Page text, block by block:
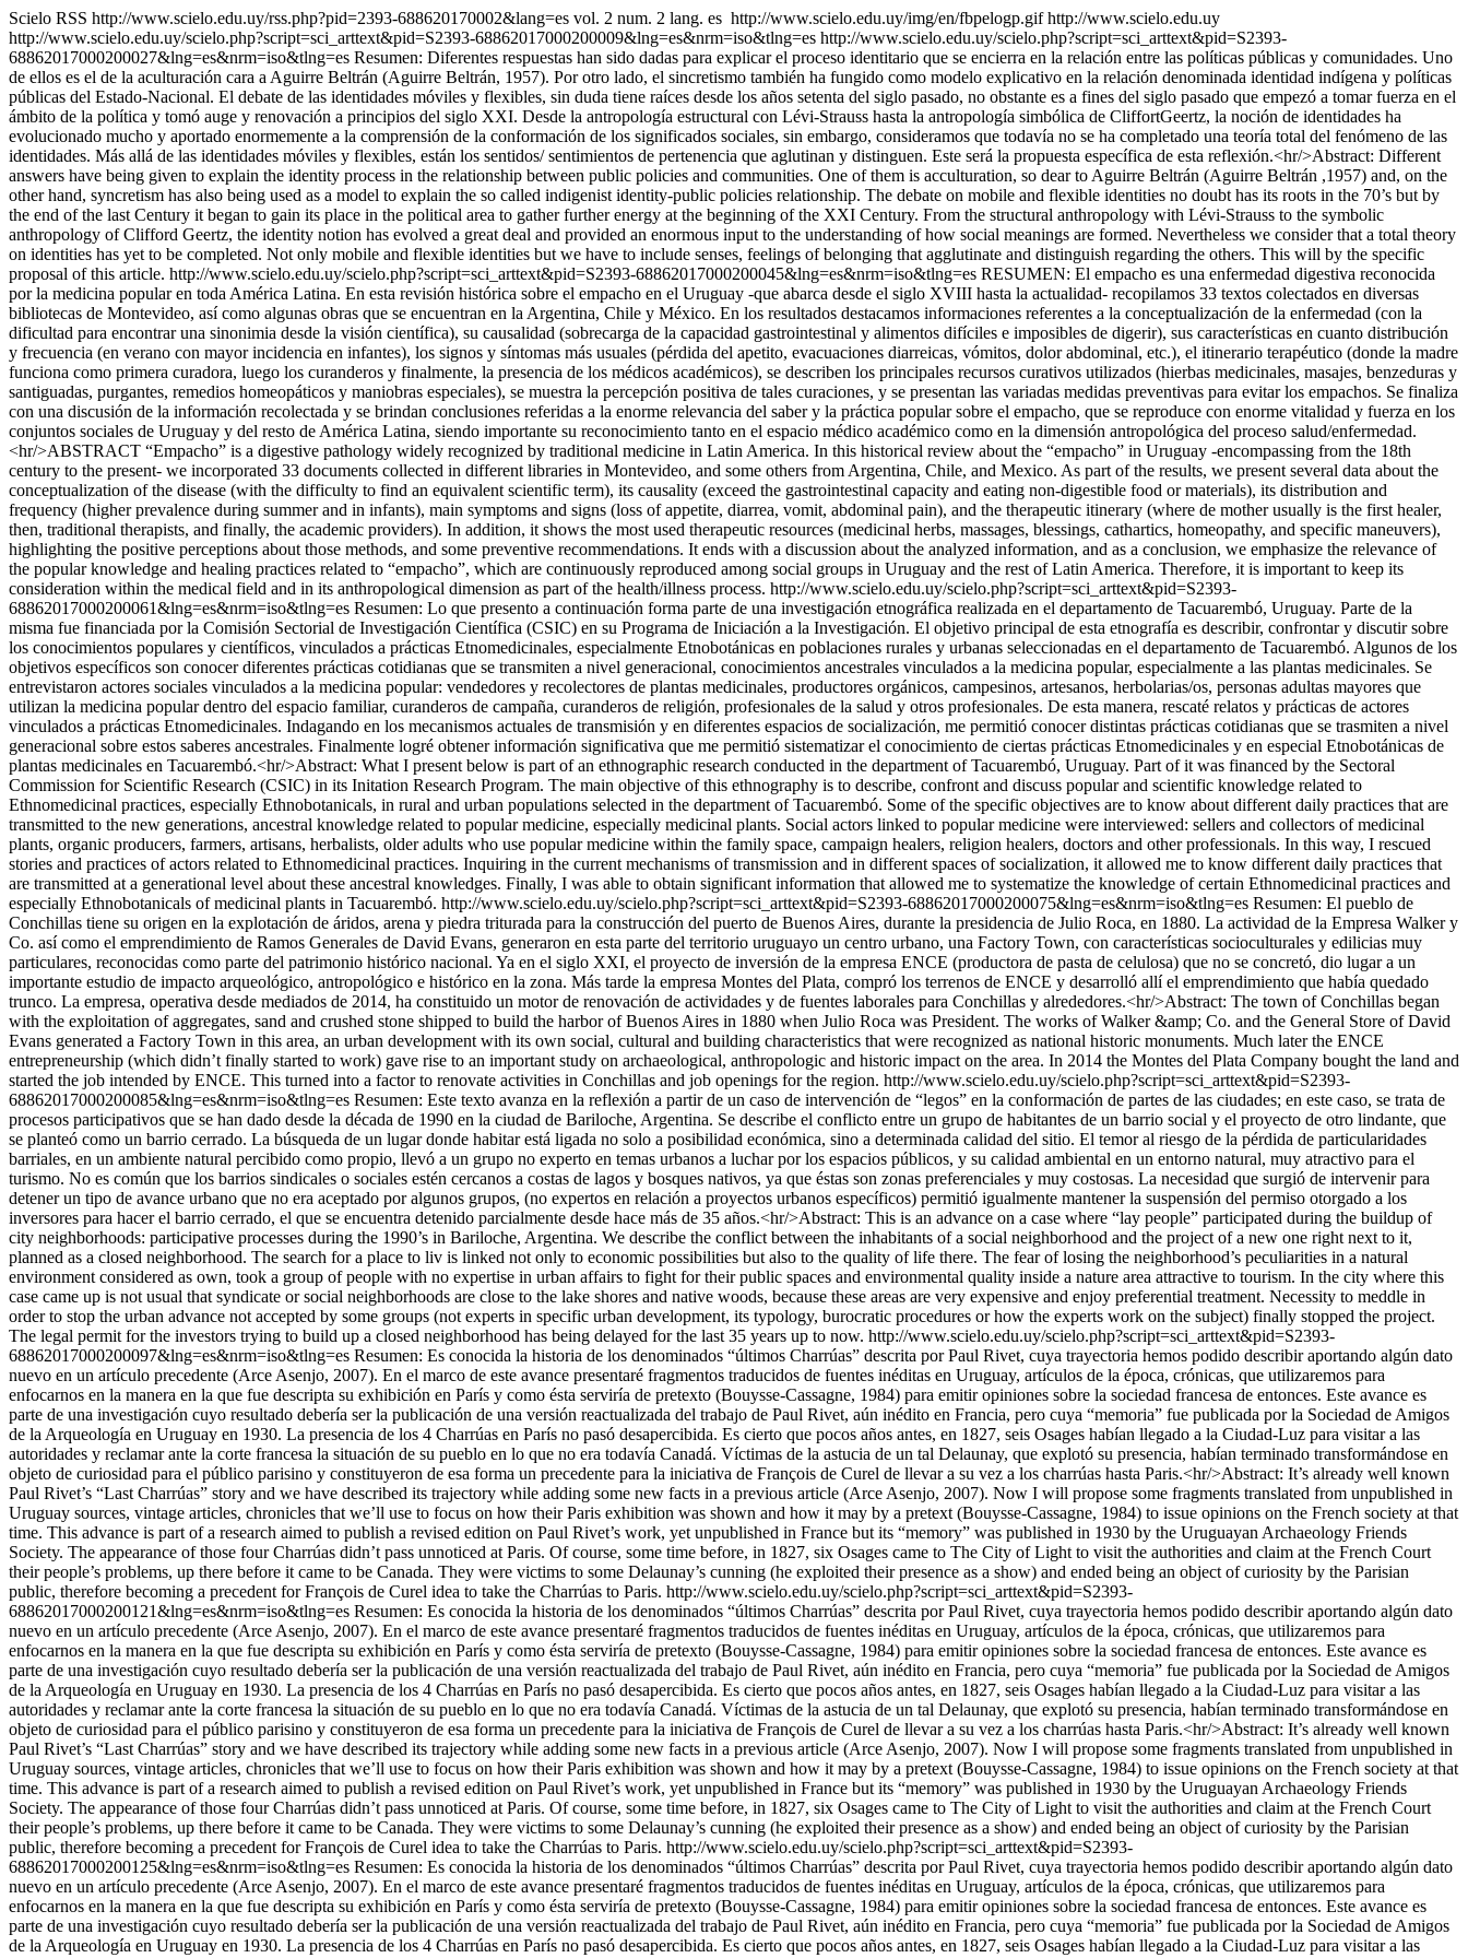
Scielo RSS http://www.scielo.edu.uy/rss.php?pid=2393-688620170002&lang=es vol. 2 num. 2 lang. es http://www.scielo.edu.uy/img/en/fbpelogp.gif http://www.scielo.edu.uy
http://www.scielo.edu.uy/scielo.php?script=sci_arttext&pid=S2393-68862017000200009&lng=es&nrm=iso&tlng=es http://www.scielo.edu.uy/scielo.php?script=sci_arttext&pid=S2393-
68862017000200027&lng=es&nrm=iso&tlng=es Resumen: Diferentes respuestas han sido dadas para explicar el proceso identitario que se encierra en la relación entre las políticas públicas y comunidades. Uno
de ellos es el de la aculturación cara a Aguirre Beltrán (Aguirre Beltrán, 1957). Por otro lado, el sincretismo también ha fungido como modelo explicativo en la relación denominada identidad indígena y políticas
públicas del Estado-Nacional. El debate de las identidades móviles y flexibles, sin duda tiene raíces desde los años setenta del siglo pasado, no obstante es a fines del siglo pasado que empezó a tomar fuerza en el
ámbito de la política y tomó auge y renovación a principios del siglo XXI. Desde la antropología estructural con Lévi-Strauss hasta la antropología simbólica de CliffortGeertz, la noción de identidades ha
evolucionado mucho y aportado enormemente a la comprensión de la conformación de los significados sociales, sin embargo, consideramos que todavía no se ha completado una teoría total del fenómeno de las
identidades. Más allá de las identidades móviles y flexibles, están los sentidos/ sentimientos de pertenencia que aglutinan y distinguen. Este será la propuesta específica de esta reflexión.<hr/>Abstract: Different
answers have being given to explain the identity process in the relationship between public policies and communities. One of them is acculturation, so dear to Aguirre Beltrán (Aguirre Beltrán ,1957) and, on the
other hand, syncretism has also being used as a model to explain the so called indigenist identity-public policies relationship. The debate on mobile and flexible identities no doubt has its roots in the 70’s but by
the end of the last Century it began to gain its place in the political area to gather further energy at the beginning of the XXI Century. From the structural anthropology with Lévi-Strauss to the symbolic
anthropology of Clifford Geertz, the identity notion has evolved a great deal and provided an enormous input to the understanding of how social meanings are formed. Nevertheless we consider that a total theory
on identities has yet to be completed. Not only mobile and flexible identities but we have to include senses, feelings of belonging that agglutinate and distinguish regarding the others. This will by the specific
proposal of this article. http://www.scielo.edu.uy/scielo.php?script=sci_arttext&pid=S2393-68862017000200045&lng=es&nrm=iso&tlng=es RESUMEN: El empacho es una enfermedad digestiva reconocida
por la medicina popular en toda América Latina. En esta revisión histórica sobre el empacho en el Uruguay -que abarca desde el siglo XVIII hasta la actualidad- recopilamos 33 textos colectados en diversas
bibliotecas de Montevideo, así como algunas obras que se encuentran en la Argentina, Chile y México. En los resultados destacamos informaciones referentes a la conceptualización de la enfermedad (con la
dificultad para encontrar una sinonimia desde la visión científica), su causalidad (sobrecarga de la capacidad gastrointestinal y alimentos difíciles e imposibles de digerir), sus características en cuanto distribución
y frecuencia (en verano con mayor incidencia en infantes), los signos y síntomas más usuales (pérdida del apetito, evacuaciones diarreicas, vómitos, dolor abdominal, etc.), el itinerario terapéutico (donde la madre
funciona como primera curadora, luego los curanderos y finalmente, la presencia de los médicos académicos), se describen los principales recursos curativos utilizados (hierbas medicinales, masajes, benzeduras y
santiguadas, purgantes, remedios homeopáticos y maniobras especiales), se muestra la percepción positiva de tales curaciones, y se presentan las variadas medidas preventivas para evitar los empachos. Se finaliza
con una discusión de la información recolectada y se brindan conclusiones referidas a la enorme relevancia del saber y la práctica popular sobre el empacho, que se reproduce con enorme vitalidad y fuerza en los
conjuntos sociales de Uruguay y del resto de América Latina, siendo importante su reconocimiento tanto en el espacio médico académico como en la dimensión antropológica del proceso salud/enfermedad.
<hr/>ABSTRACT “Empacho” is a digestive pathology widely recognized by traditional medicine in Latin America. In this historical review about the “empacho” in Uruguay -encompassing from the 18th
century to the present- we incorporated 33 documents collected in different libraries in Montevideo, and some others from Argentina, Chile, and Mexico. As part of the results, we present several data about the
conceptualization of the disease (with the difficulty to find an equivalent scientific term), its causality (exceed the gastrointestinal capacity and eating non-digestible food or materials), its distribution and
frequency (higher prevalence during summer and in infants), main symptoms and signs (loss of appetite, diarrea, vomit, abdominal pain), and the therapeutic itinerary (where de mother usually is the first healer,
then, traditional therapists, and finally, the academic providers). In addition, it shows the most used therapeutic resources (medicinal herbs, massages, blessings, cathartics, homeopathy, and specific maneuvers),
highlighting the positive perceptions about those methods, and some preventive recommendations. It ends with a discussion about the analyzed information, and as a conclusion, we emphasize the relevance of
the popular knowledge and healing practices related to “empacho”, which are continuously reproduced among social groups in Uruguay and the rest of Latin America. Therefore, it is important to keep its
consideration within the medical field and in its anthropological dimension as part of the health/illness process. http://www.scielo.edu.uy/scielo.php?script=sci_arttext&pid=S2393-
68862017000200061&lng=es&nrm=iso&tlng=es Resumen: Lo que presento a continuación forma parte de una investigación etnográfica realizada en el departamento de Tacuarembó, Uruguay. Parte de la
misma fue financiada por la Comisión Sectorial de Investigación Científica (CSIC) en su Programa de Iniciación a la Investigación. El objetivo principal de esta etnografía es describir, confrontar y discutir sobre
los conocimientos populares y científicos, vinculados a prácticas Etnomedicinales, especialmente Etnobotánicas en poblaciones rurales y urbanas seleccionadas en el departamento de Tacuarembó. Algunos de los
objetivos específicos son conocer diferentes prácticas cotidianas que se transmiten a nivel generacional, conocimientos ancestrales vinculados a la medicina popular, especialmente a las plantas medicinales. Se
entrevistaron actores sociales vinculados a la medicina popular: vendedores y recolectores de plantas medicinales, productores orgánicos, campesinos, artesanos, herbolarias/os, personas adultas mayores que
utilizan la medicina popular dentro del espacio familiar, curanderos de campaña, curanderos de religión, profesionales de la salud y otros profesionales. De esta manera, rescaté relatos y prácticas de actores
vinculados a prácticas Etnomedicinales. Indagando en los mecanismos actuales de transmisión y en diferentes espacios de socialización, me permitió conocer distintas prácticas cotidianas que se trasmiten a nivel
generacional sobre estos saberes ancestrales. Finalmente logré obtener información significativa que me permitió sistematizar el conocimiento de ciertas prácticas Etnomedicinales y en especial Etnobotánicas de
plantas medicinales en Tacuarembó.<hr/>Abstract: What I present below is part of an ethnographic research conducted in the department of Tacuarembó, Uruguay. Part of it was financed by the Sectoral
Commission for Scientific Research (CSIC) in its Initation Research Program. The main objective of this ethnography is to describe, confront and discuss popular and scientific knowledge related to
Ethnomedicinal practices, especially Ethnobotanicals, in rural and urban populations selected in the department of Tacuarembó. Some of the specific objectives are to know about different daily practices that are
transmitted to the new generations, ancestral knowledge related to popular medicine, especially medicinal plants. Social actors linked to popular medicine were interviewed: sellers and collectors of medicinal
plants, organic producers, farmers, artisans, herbalists, older adults who use popular medicine within the family space, campaign healers, religion healers, doctors and other professionals. In this way, I rescued
stories and practices of actors related to Ethnomedicinal practices. Inquiring in the current mechanisms of transmission and in different spaces of socialization, it allowed me to know different daily practices that
are transmitted at a generational level about these ancestral knowledges. Finally, I was able to obtain significant information that allowed me to systematize the knowledge of certain Ethnomedicinal practices and
especially Ethnobotanicals of medicinal plants in Tacuarembó. http://www.scielo.edu.uy/scielo.php?script=sci_arttext&pid=S2393-68862017000200075&lng=es&nrm=iso&tlng=es Resumen: El pueblo de
Conchillas tiene su origen en la explotación de áridos, arena y piedra triturada para la construcción del puerto de Buenos Aires, durante la presidencia de Julio Roca, en 1880. La actividad de la Empresa Walker y
Co. así como el emprendimiento de Ramos Generales de David Evans, generaron en esta parte del territorio uruguayo un centro urbano, una Factory Town, con características socioculturales y edilicias muy
particulares, reconocidas como parte del patrimonio histórico nacional. Ya en el siglo XXI, el proyecto de inversión de la empresa ENCE (productora de pasta de celulosa) que no se concretó, dio lugar a un
importante estudio de impacto arqueológico, antropológico e histórico en la zona. Más tarde la empresa Montes del Plata, compró los terrenos de ENCE y desarrolló allí el emprendimiento que había quedado
trunco. La empresa, operativa desde mediados de 2014, ha constituido un motor de renovación de actividades y de fuentes laborales para Conchillas y alrededores.<hr/>Abstract: The town of Conchillas began
with the exploitation of aggregates, sand and crushed stone shipped to build the harbor of Buenos Aires in 1880 when Julio Roca was President. The works of Walker &amp; Co. and the General Store of David
Evans generated a Factory Town in this area, an urban development with its own social, cultural and building characteristics that were recognized as national historic monuments. Much later the ENCE
entrepreneurship (which didn’t finally started to work) gave rise to an important study on archaeological, anthropologic and historic impact on the area. In 2014 the Montes del Plata Company bought the land and
started the job intended by ENCE. This turned into a factor to renovate activities in Conchillas and job openings for the region. http://www.scielo.edu.uy/scielo.php?script=sci_arttext&pid=S2393-
68862017000200085&lng=es&nrm=iso&tlng=es Resumen: Este texto avanza en la reflexión a partir de un caso de intervención de “legos” en la conformación de partes de las ciudades; en este caso, se trata de
procesos participativos que se han dado desde la década de 1990 en la ciudad de Bariloche, Argentina. Se describe el conflicto entre un grupo de habitantes de un barrio social y el proyecto de otro lindante, que
se planteó como un barrio cerrado. La búsqueda de un lugar donde habitar está ligada no solo a posibilidad económica, sino a determinada calidad del sitio. El temor al riesgo de la pérdida de particularidades
barriales, en un ambiente natural percibido como propio, llevó a un grupo no experto en temas urbanos a luchar por los espacios públicos, y su calidad ambiental en un entorno natural, muy atractivo para el
turismo. No es común que los barrios sindicales o sociales estén cercanos a costas de lagos y bosques nativos, ya que éstas son zonas preferenciales y muy costosas. La necesidad que surgió de intervenir para
detener un tipo de avance urbano que no era aceptado por algunos grupos, (no expertos en relación a proyectos urbanos específicos) permitió igualmente mantener la suspensión del permiso otorgado a los
inversores para hacer el barrio cerrado, el que se encuentra detenido parcialmente desde hace más de 35 años.<hr/>Abstract: This is an advance on a case where “lay people” participated during the buildup of
city neighborhoods: participative processes during the 1990’s in Bariloche, Argentina. We describe the conflict between the inhabitants of a social neighborhood and the project of a new one right next to it,
planned as a closed neighborhood. The search for a place to liv is linked not only to economic possibilities but also to the quality of life there. The fear of losing the neighborhood’s peculiarities in a natural
environment considered as own, took a group of people with no expertise in urban affairs to fight for their public spaces and environmental quality inside a nature area attractive to tourism. In the city where this
case came up is not usual that syndicate or social neighborhoods are close to the lake shores and native woods, because these areas are very expensive and enjoy preferential treatment. Necessity to meddle in
order to stop the urban advance not accepted by some groups (not experts in specific urban development, its typology, burocratic procedures or how the experts work on the subject) finally stopped the project.
The legal permit for the investors trying to build up a closed neighborhood has being delayed for the last 35 years up to now. http://www.scielo.edu.uy/scielo.php?script=sci_arttext&pid=S2393-
68862017000200097&lng=es&nrm=iso&tlng=es Resumen: Es conocida la historia de los denominados “últimos Charrúas” descrita por Paul Rivet, cuya trayectoria hemos podido describir aportando algún dato
nuevo en un artículo precedente (Arce Asenjo, 2007). En el marco de este avance presentaré fragmentos traducidos de fuentes inéditas en Uruguay, artículos de la época, crónicas, que utilizaremos para
enfocarnos en la manera en la que fue descripta su exhibición en París y como ésta serviría de pretexto (Bouysse-Cassagne, 1984) para emitir opiniones sobre la sociedad francesa de entonces. Este avance es
parte de una investigación cuyo resultado debería ser la publicación de una versión reactualizada del trabajo de Paul Rivet, aún inédito en Francia, pero cuya “memoria” fue publicada por la Sociedad de Amigos
de la Arqueología en Uruguay en 1930. La presencia de los 4 Charrúas en París no pasó desapercibida. Es cierto que pocos años antes, en 1827, seis Osages habían llegado a la Ciudad-Luz para visitar a las
autoridades y reclamar ante la corte francesa la situación de su pueblo en lo que no era todavía Canadá. Víctimas de la astucia de un tal Delaunay, que explotó su presencia, habían terminado transformándose en
objeto de curiosidad para el público parisino y constituyeron de esa forma un precedente para la iniciativa de François de Curel de llevar a su vez a los charrúas hasta Paris.<hr/>Abstract: It’s already well known
Paul Rivet’s “Last Charrúas” story and we have described its trajectory while adding some new facts in a previous article (Arce Asenjo, 2007). Now I will propose some fragments translated from unpublished in
Uruguay sources, vintage articles, chronicles that we’ll use to focus on how their Paris exhibition was shown and how it may by a pretext (Bouysse-Cassagne, 1984) to issue opinions on the French society at that
time. This advance is part of a research aimed to publish a revised edition on Paul Rivet’s work, yet unpublished in France but its “memory” was published in 1930 by the Uruguayan Archaeology Friends
Society. The appearance of those four Charrúas didn’t pass unnoticed at Paris. Of course, some time before, in 1827, six Osages came to The City of Light to visit the authorities and claim at the French Court
their people’s problems, up there before it came to be Canada. They were victims to some Delaunay’s cunning (he exploited their presence as a show) and ended being an object of curiosity by the Parisian
public, therefore becoming a precedent for François de Curel idea to take the Charrúas to Paris. http://www.scielo.edu.uy/scielo.php?script=sci_arttext&pid=S2393-
68862017000200121&lng=es&nrm=iso&tlng=es Resumen: Es conocida la historia de los denominados “últimos Charrúas” descrita por Paul Rivet, cuya trayectoria hemos podido describir aportando algún dato
nuevo en un artículo precedente (Arce Asenjo, 2007). En el marco de este avance presentaré fragmentos traducidos de fuentes inéditas en Uruguay, artículos de la época, crónicas, que utilizaremos para
enfocarnos en la manera en la que fue descripta su exhibición en París y como ésta serviría de pretexto (Bouysse-Cassagne, 1984) para emitir opiniones sobre la sociedad francesa de entonces. Este avance es
parte de una investigación cuyo resultado debería ser la publicación de una versión reactualizada del trabajo de Paul Rivet, aún inédito en Francia, pero cuya “memoria” fue publicada por la Sociedad de Amigos
de la Arqueología en Uruguay en 1930. La presencia de los 4 Charrúas en París no pasó desapercibida. Es cierto que pocos años antes, en 1827, seis Osages habían llegado a la Ciudad-Luz para visitar a las
autoridades y reclamar ante la corte francesa la situación de su pueblo en lo que no era todavía Canadá. Víctimas de la astucia de un tal Delaunay, que explotó su presencia, habían terminado transformándose en
objeto de curiosidad para el público parisino y constituyeron de esa forma un precedente para la iniciativa de François de Curel de llevar a su vez a los charrúas hasta Paris.<hr/>Abstract: It’s already well known
Paul Rivet’s “Last Charrúas” story and we have described its trajectory while adding some new facts in a previous article (Arce Asenjo, 2007). Now I will propose some fragments translated from unpublished in
Uruguay sources, vintage articles, chronicles that we’ll use to focus on how their Paris exhibition was shown and how it may by a pretext (Bouysse-Cassagne, 1984) to issue opinions on the French society at that
time. This advance is part of a research aimed to publish a revised edition on Paul Rivet’s work, yet unpublished in France but its “memory” was published in 1930 by the Uruguayan Archaeology Friends
Society. The appearance of those four Charrúas didn’t pass unnoticed at Paris. Of course, some time before, in 1827, six Osages came to The City of Light to visit the authorities and claim at the French Court
their people’s problems, up there before it came to be Canada. They were victims to some Delaunay’s cunning (he exploited their presence as a show) and ended being an object of curiosity by the Parisian
public, therefore becoming a precedent for François de Curel idea to take the Charrúas to Paris. http://www.scielo.edu.uy/scielo.php?script=sci_arttext&pid=S2393-
68862017000200125&lng=es&nrm=iso&tlng=es Resumen: Es conocida la historia de los denominados “últimos Charrúas” descrita por Paul Rivet, cuya trayectoria hemos podido describir aportando algún dato
nuevo en un artículo precedente (Arce Asenjo, 2007). En el marco de este avance presentaré fragmentos traducidos de fuentes inéditas en Uruguay, artículos de la época, crónicas, que utilizaremos para
enfocarnos en la manera en la que fue descripta su exhibición en París y como ésta serviría de pretexto (Bouysse-Cassagne, 1984) para emitir opiniones sobre la sociedad francesa de entonces. Este avance es
parte de una investigación cuyo resultado debería ser la publicación de una versión reactualizada del trabajo de Paul Rivet, aún inédito en Francia, pero cuya “memoria” fue publicada por la Sociedad de Amigos
de la Arqueología en Uruguay en 1930. La presencia de los 4 Charrúas en París no pasó desapercibida. Es cierto que pocos años antes, en 1827, seis Osages habían llegado a la Ciudad-Luz para visitar a las